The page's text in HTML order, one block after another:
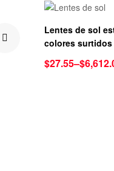
Lentes de sol
colores surtidos
$27.55–$